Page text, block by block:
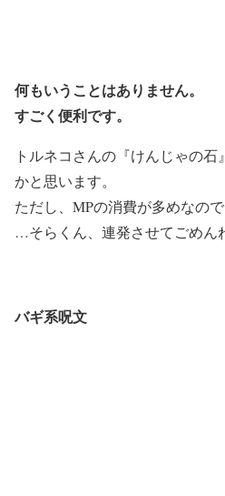
何もいうことはありません。
すごく便利です。
トルネコさんの『けんじゃの
かと思います。
ただし、MPの消費が多めなの
…そらくん、連発させてごめん
バギ系呪文